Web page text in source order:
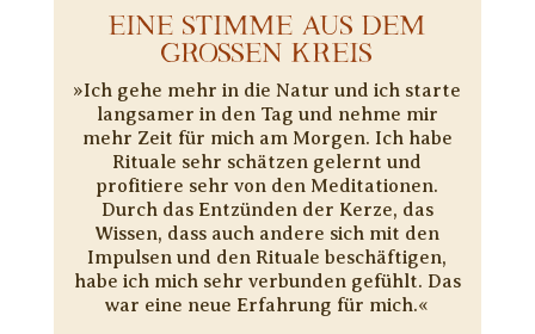
EINE STIMME AUS DEM
GROSSEN KREIS
»Ich gehe mehr in die Natur und ich starte
langsamer in den Tag und nehme mir
mehr Zeit für mich am Morgen. Ich habe
Rituale sehr schätzen gelernt und
profitiere sehr von den Meditationen.
Durch das Entzünden der Kerze, das
Wissen, dass auch andere sich mit den
Impulsen und den Rituale beschäftigen,
habe ich mich sehr verbunden gefühlt. Das
war eine neue Erfahrung für mich.«